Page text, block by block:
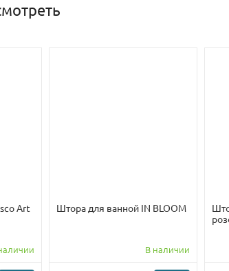
Art Штора для ванной IN BLOOM
В наличии